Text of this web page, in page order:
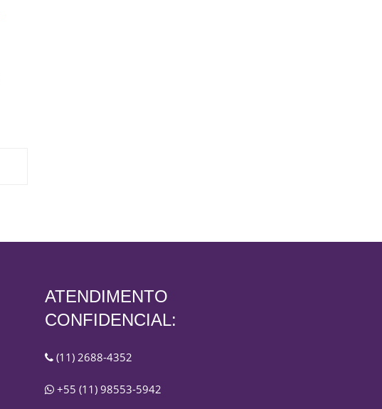
ATENDIMENTO
CONFIDENCIAL:
(11) 2688-4352
+55 (11) 98553-5942